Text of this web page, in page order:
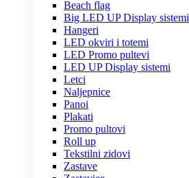
Beach flag
Big LED UP Display sistemi
Hangeri
LED okviri i totemi
LED Promo pultevi
LED UP Display sistemi
Letci
Naljepnice
Panoi
Plakati
Promo pultovi
Roll up
Tekstilni zidovi
Zastave